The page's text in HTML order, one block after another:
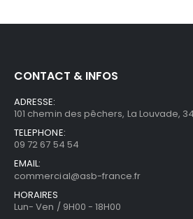
CONTACT & INFOS
ADRESSE:
101 chemin des pêchers, La Louvade,
TELEPHONE:
09 72 67 54 54
EMAIL:
commercial@asb-france.fr
HORAIRES
Lun- Ven / 9H00 - 18H00